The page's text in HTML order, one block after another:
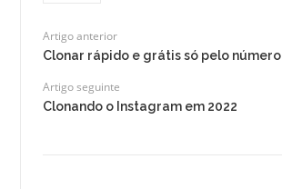
Artigo anterior
Clonar rápido e grátis só pelo número
Artigo seguinte
Clonando o Instagram em 2022